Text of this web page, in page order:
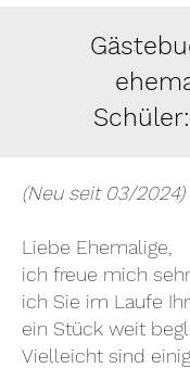
(Neu seit 03/2024)
Liebe Ehemalige,
ich freue mich
ich Sie im Laufe
ein Stück weit
Vielleicht sind